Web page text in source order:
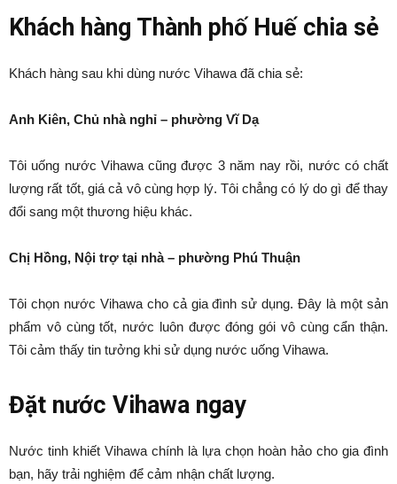
Khách hàng Thành phố Huế chia sẻ
Khách hàng sau khi dùng nước Vihawa đã chia sẻ:
Anh Kiên, Chủ nhà nghỉ – phường Vĩ Dạ
Tôi uống nước Vihawa cũng được 3 năm nay rồi, nước có chất
lượng rất tốt, giá cả vô cùng hợp lý. Tôi chẳng có lý do gì để thay
đổi sang một thương hiệu khác.
Chị Hồng, Nội trợ tại nhà – phường Phú Thuận
Tôi chọn nước Vihawa cho cả gia đình sử dụng. Đây là một sản
phẩm vô cùng tốt, nước luôn được đóng gói vô cùng cẩn thận.
Tôi cảm thấy tin tưởng khi sử dụng nước uống Vihawa.
Đặt nước Vihawa ngay
Nước tinh khiết Vihawa chính là lựa chọn hoàn hảo cho gia đình
bạn, hãy trải nghiệm để cảm nhận chất lượng.